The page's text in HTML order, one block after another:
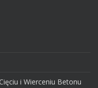
i Wierceniu Betonu